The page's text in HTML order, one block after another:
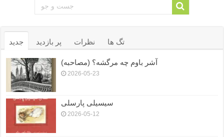
جدید پر بازدید نظرات تگ ها
آشر باوم چه مرگشه؟ (مصاحبه)
2026-05-23
سیسیلی پارسلی
2026-05-12